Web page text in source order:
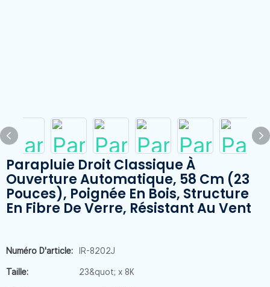
Parapluie Droit Classique À
Ouverture Automatique, 58 Cm (23
Pouces), Poignée En Bois, Structure
En Fibre De Verre, Résistant Au Vent
Numéro D'article: IR-8202J
Taille: 23&quot; x 8K